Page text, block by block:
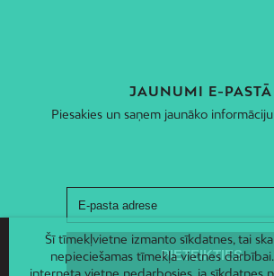
JAUNUMI E-PASTĀ
Piesakies un saņem jaunāko
Šī tīmekļvietne izmanto sīkdatnes, tai
nepieciešamas tīmekļa vietnes